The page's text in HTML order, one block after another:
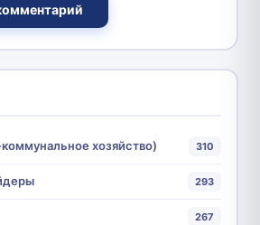
хозяйство) 310
293
267